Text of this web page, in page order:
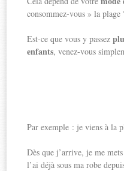
consommez-vous » la plage
Est-ce que vous y passez
enfants, venez-vous
Par exemple : je viens à la
Dès que j’arrive, je me
l’ai déjà sous ma robe